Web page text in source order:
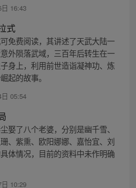
16:43
式
免费阅读，其讲述了天武大陆一
外陨落武域，三百年后转生在一
身上，利用前世造诣凝神功、炼
起的故事。
05:54
娶了八个老婆，分别是幽千雪、
、紫熏、欧阳娜娜、嘉怡宜、刘
体情况，目前的资料中未作明确
10:29